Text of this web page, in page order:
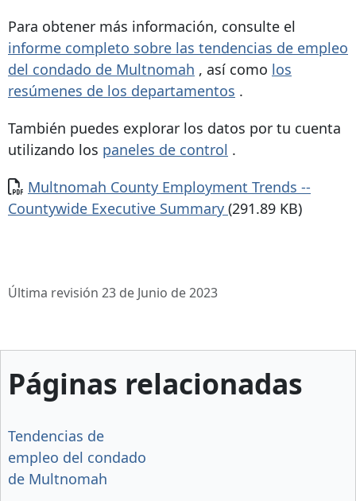
Para obtener más información, consulte el
informe completo sobre las tendencias de empleo
del condado de Multnomah , así como los
resúmenes de los departamentos .
También puedes explorar los datos por tu cuenta
utilizando los paneles de control .
Documento
Multnomah County Employment Trends --
Countywide Executive Summary (291.89 KB)
Última revisión 23 de Junio de 2023
Páginas relacionadas
Tendencias de
empleo del condado
de Multnomah